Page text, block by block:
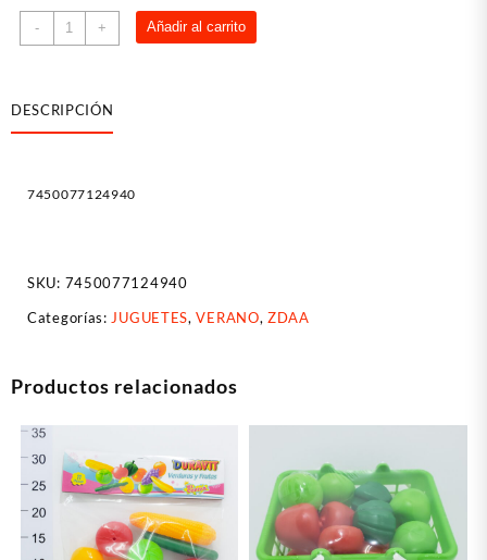
-
Mochila
De
cantidad
+ Añadir al carrito
DESCRIPCIÓN
7450077124940
SKU: 7450077124940
Categorías: JUGUETES,VERANO,ZDAA
Productos relacionados